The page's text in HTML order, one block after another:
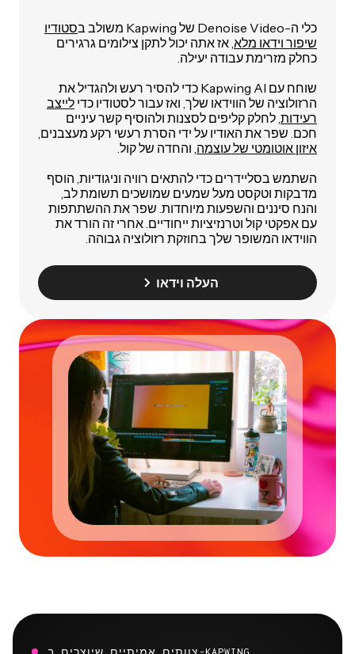
כלי ה-Denoise Video של Kapwing משולב ב
סטודיו
שיפור וידאו מלא, אז אתה יכול לתקן צילומים גרגירים
כחלק מזרימת עבודה יעילה.
שוחח עם Kapwing AI כדי להסיר רעש ולהגדיל את
הרזולוציה של הווידאו שלך, ואז עבור לסטודיו כדי לייצב
רעידות, לחלק קליפים לסצנות ולהוסיף קשר עיניים
חכם. שפר את האודיו על ידי הסרת רעשי רקע מעצבנים,
איזון אוטומטי של עוצמה, והחדה של קול.
השתמש בסליידרים כדי להתאים רוויה וניגודיות, הוסף
מדבקות וטקסט מעל שמעים שמושכים תשומת לב,
והנח סיננים והשפעות מיוחדות. שפר את ההשתתפות
עם אפקטי קול וטרנזיציות ייחודיים. אחרי זה הורד את
הווידאו המשופר שלך בחוזקת רזולוציה גבוהה.
העלה וידאו